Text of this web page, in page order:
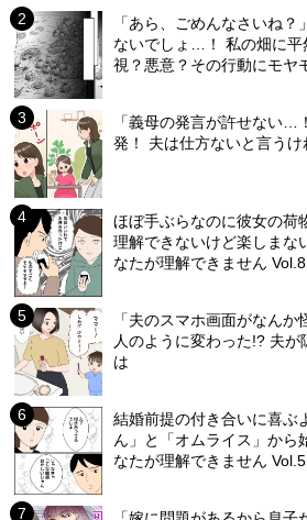
「あら、ごめんなさいね
ないでしょ…！ 私の畑に
視？悪意？その行動にモヤ
「義母の発言が許せない…
発！ 夫は仕方ないと言うけ
ほぼ手ぶらなのに彼女の荷
理解できないけど楽しまな
なたが理解できません Vol.8
「夫のスマホ画面がなん
人のように変わった!? 夫が
は
結婚前提の付き合いに喜
ん」と「オムライス」から
なたが理解できません Vol.5